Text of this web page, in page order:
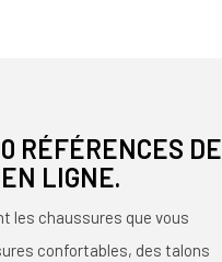
RÉFÉRENCES DE
LIGNE.
les chaussures que vous
confortables, des talons